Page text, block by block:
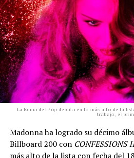
La Reina del Pop debuta en lo más alto de la
trabajo, el
Madonna ha logrado su décimo
Billboard 200 con CONFESSIONS
más alto de la lista con fecha del